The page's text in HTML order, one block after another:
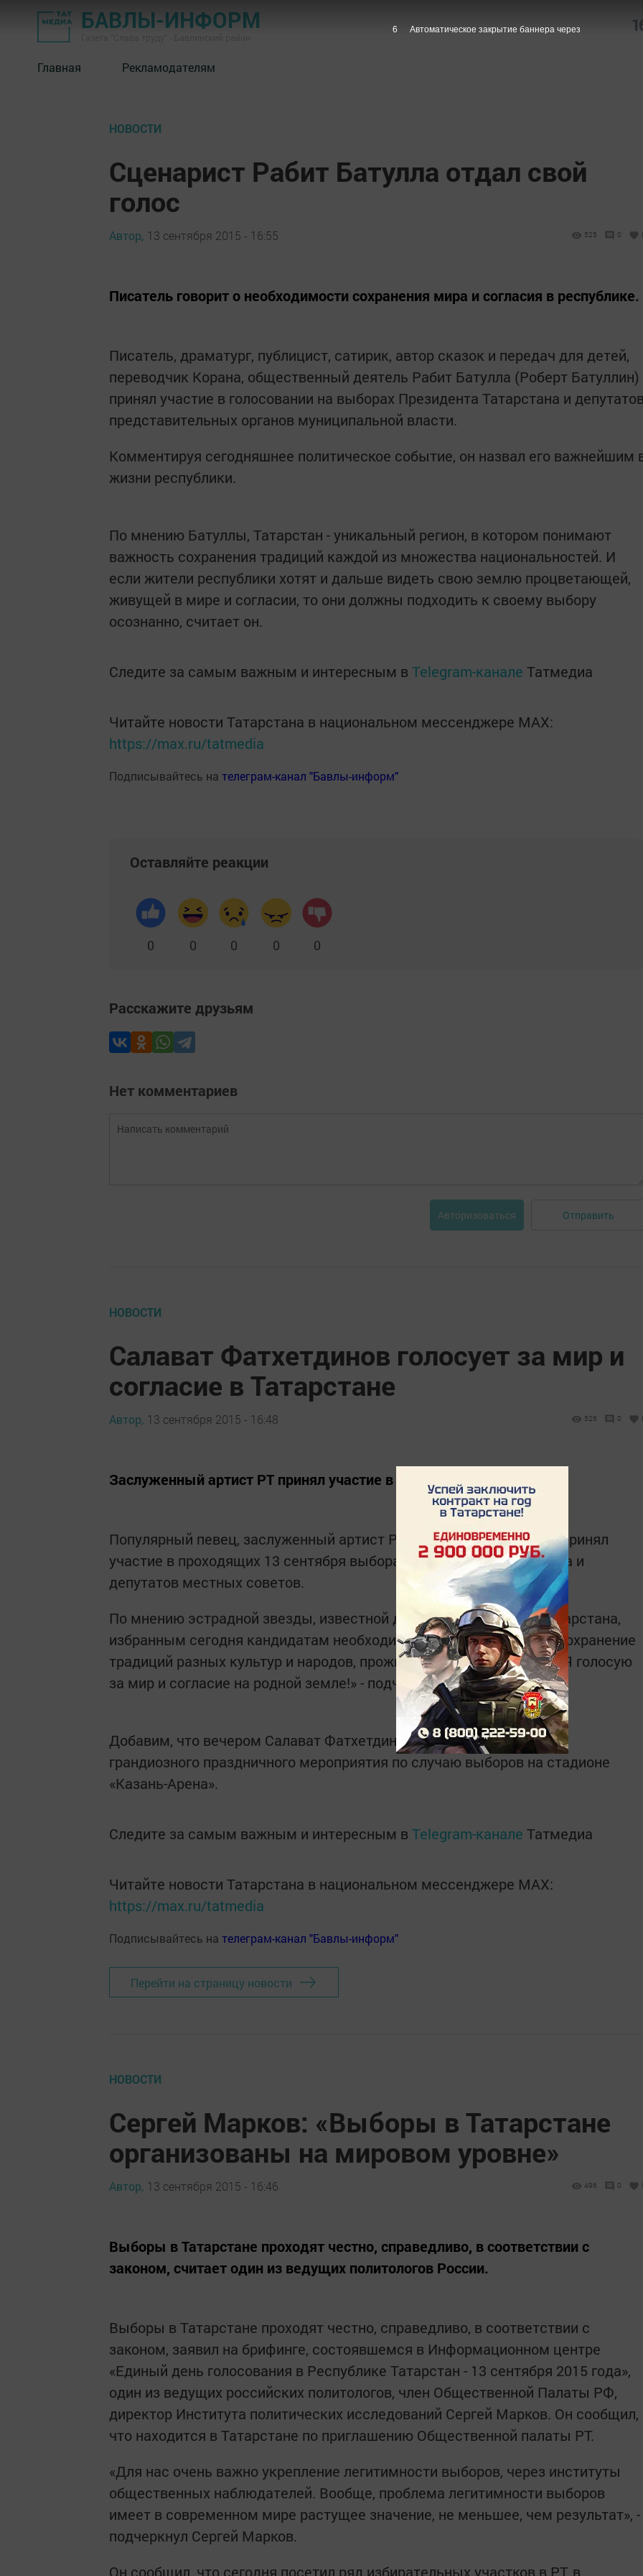
БАВЛЫ-ИНФОРМ
Главная Рекламодателям
НОВОСТИ
Сценарист Рабит Батулла отдал свой
голос
Автор, 13 сентября 2015 - 16:55 525 0
Писатель говорит о необходимости сохранения мира и согласия в республике.
Писатель, драматург, публицист, сатирик, автор сказок и передач для детей,
переводчик Корана, общественный деятель Рабит Батулла (Роберт Батуллин)
принял участие в голосовании на выборах Президента Татарстана и
представительных органов муниципальной власти.
Комментируя сегодняшнее политическое событие, он назвал его важнейшим
жизни республики.
По мнению Батуллы, Татарстан - уникальный регион, в котором понимают
важность сохранения традиций каждой из множества национальностей. И
если жители республики хотят и дальше видеть свою землю процветающей,
живущей в мире и согласии, то они должны подходить к своему выбору
осознанно, считает он.
Следите за самым важным и интересным в Telegram-канале Татмедиа
Читайте новости Татарстана в национальном мессенджере MАХ:
https://max.ru/tatmedia
Подписывайтесь на телеграм-канал "Бавлы-информ"
Оставляйте реакции
0 0 0 0 0
Расскажите друзьям
Нет комментариев
Авторизоваться Отправить
НОВОСТИ
Салават Фатхетдинов голосует за мир и
согласие в Татарстане
Автор, 13 сентября 2015 - 16:48 526 0
Заслуженный артист РТ принял участие в выборах.
Популярный певец, заслуженный артист РТ Салават Фатхетдинов принял
участие в проходящих 13 сентября выборах Президента Татарстана и
депутатов местных советов.
По мнению эстрадной звезды, известной далеко за пределами Татарстана,
избранным сегодня кандидатам необходимо продолжить курс на сохранение
традиций разных культур и народов, проживающих в республике. «Я голосую
за мир и согласие на родной земле!» - подчеркнул он.
Добавим, что вечером Салават Фатхетдинов выступит под занавес
грандиозного праздничного мероприятия по случаю выборов на стадионе
«Казань-Арена».
Следите за самым важным и интересным в Telegram-канале Татмедиа
Читайте новости Татарстана в национальном мессенджере MАХ:
https://max.ru/tatmedia
Подписывайтесь на телеграм-канал "Бавлы-информ"
Перейти на страницу новости
НОВОСТИ
Сергей Марков: «Выборы в Татарстане
организованы на мировом уровне»
Автор, 13 сентября 2015 - 16:46 496 0
Выборы в Татарстане проходят честно, справедливо, в соответствии с
законом, считает один из ведущих политологов России.
Выборы в Татарстане проходят честно, справедливо, в соответствии с
законом, заявил на брифинге, состоявшемся в Информационном центре
«Единый день голосования в Республике Татарстан - 13 сентября 2015 года»,
один из ведущих российских политологов, член Общественной Палаты РФ,
директор Института политических исследований Сергей Марков. Он сообщил,
что находится в Татарстане по приглашению Общественной палаты РТ.
«Для нас очень важно укрепление легитимности выборов, через институты
общественных наблюдателей. Вообще, проблема легитимности выборов
имеет в современном мире растущее значение, не меньшее, чем результат», -
подчеркнул Сергей Марков.
Он сообщил, что сегодня посетил ряд избирательных участков в РТ, в
5 Автоматическое закрытие баннера через